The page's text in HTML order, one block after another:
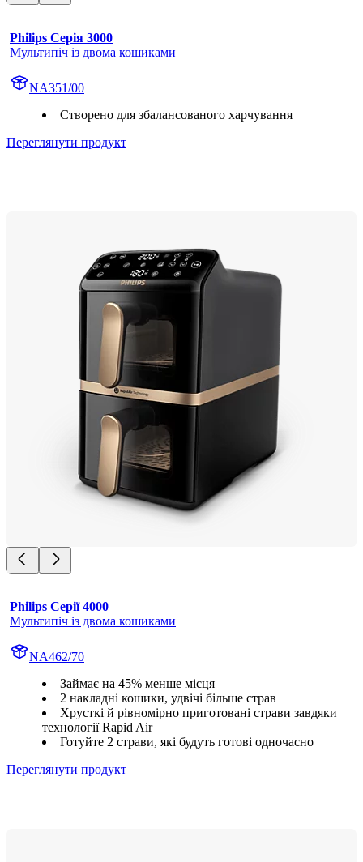
Philips Серія 3000
Мультипіч із двома кошиками
NA351/00
Створено для збалансованого харчування
Переглянути продукт
Philips Серії 4000
Мультипіч із двома кошиками
NA462/70
Займає на 45% менше місця
2 накладні кошики, удвічі більше страв
Хрусткі й рівномірно приготовані страви завдяки
технології Rapid Air
Готуйте 2 страви, які будуть готові одночасно
Переглянути продукт